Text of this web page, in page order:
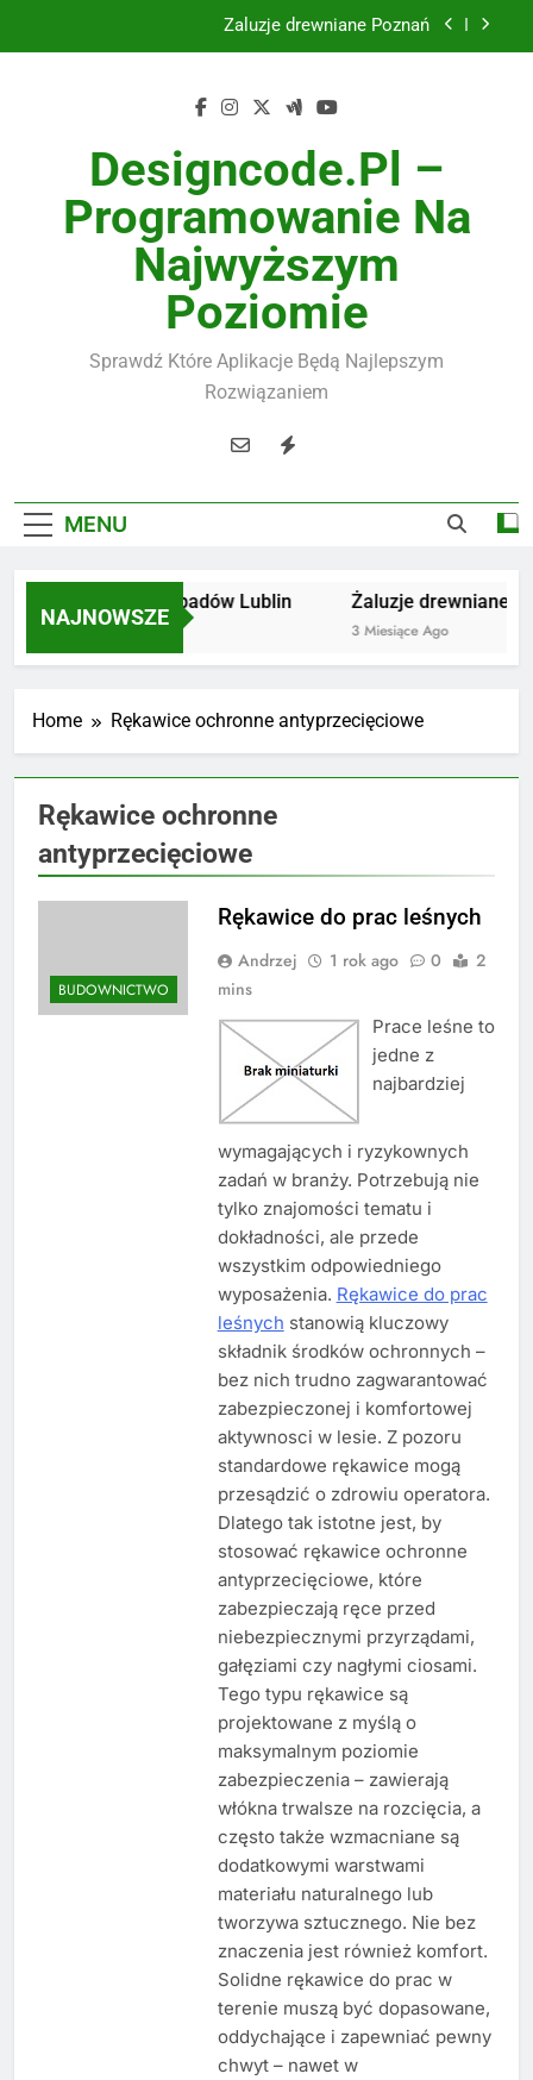
Żaluzje drewniane Poznań
Utylizacja odpadów Lublin
Żaluzje drewniane Poznań
Instalacje elektryczne Gdańsk
Designcode.pl –
Programowanie Na
Najwyższym
Poziomie
Sprawdź Które Aplikacje Będą Najlepszym
Rozwiązaniem
MENU
NAJNOWSZE
Utylizacja odpadów Lublin
2 Miesiące Ago
Żaluzje drewniane
3 Miesiące Ago
Home Rękawice ochronne antyprzecięciowe
Rękawice ochronne
antyprzecięciowe
BUDOWNICTWO
Rękawice do prac leśnych
Andrzej 1 rok ago 0
2
mins
Prace leśne to
jedne z
najbardziej
wymagających i ryzykownych
zadań w branży. Potrzebują nie
tylko znajomości tematu i
dokładności, ale przede
wszystkim odpowiedniego
wyposażenia. Rękawice do prac
leśnych stanowią kluczowy
składnik środków ochronnych –
bez nich trudno zagwarantować
zabezpieczonej i komfortowej
aktywnosci w lesie. Z pozoru
standardowe rękawice mogą
przesądzić o zdrowiu operatora.
Dlatego tak istotne jest, by
stosować rękawice ochronne
antyprzecięciowe, które
zabezpieczają ręce przed
niebezpiecznymi przyrządami,
gałęziami czy nagłymi ciosami.
Tego typu rękawice są
projektowane z myślą o
maksymalnym poziomie
zabezpieczenia – zawierają
włókna trwalsze na rozcięcia, a
często także wzmacniane są
dodatkowymi warstwami
materiału naturalnego lub
tworzywa sztucznego. Nie bez
znaczenia jest również komfort.
Solidne rękawice do prac w
terenie muszą być dopasowane,
oddychające i zapewniać pewny
chwyt – nawet w